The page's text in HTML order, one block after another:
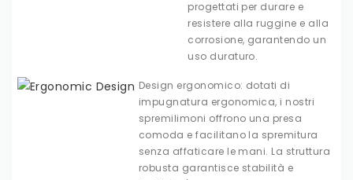
progettati per durare e
resistere alla ruggine e alla
corrosione, garantendo un
uso duraturo.
Design ergonomico: dotati di
impugnatura ergonomica, i nostri
spremilimoni offrono una presa
comoda e facilitano la spremitura
senza affaticare le mani. La struttura
robusta garantisce stabilità e